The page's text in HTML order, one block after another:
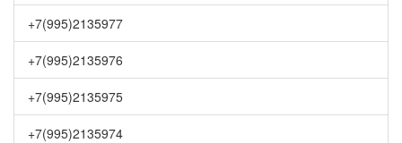
+7(995)2135977
+7(995)2135976
+7(995)2135975
+7(995)2135974